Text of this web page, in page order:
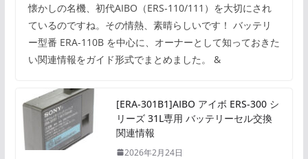
懐かしの名機、初代AIBO（ERS-110/111）を大切にされ
ているのですね。その情熱、素晴らしいです！ バッテリ
ー型番 ERA-110B を中心に、オーナーとして知っておきた
い関連情報をガイド形式でまとめました。 &
[ERA-301B1]AIBO アイボ ERS-300 シ
リーズ 31L専用 バッテリーセル交換
関連情報
2026年2月24日